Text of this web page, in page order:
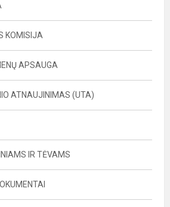
KOMISIJA
APSAUGA
ATNAUJINIMAS (UTA)
IR TĖVAMS